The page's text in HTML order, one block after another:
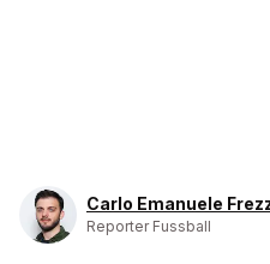
Carlo Emanuele
Reporter Fussball